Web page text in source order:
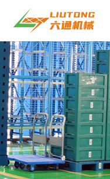
网站首页
关于我们
产品展示
工程与服务
公司新闻